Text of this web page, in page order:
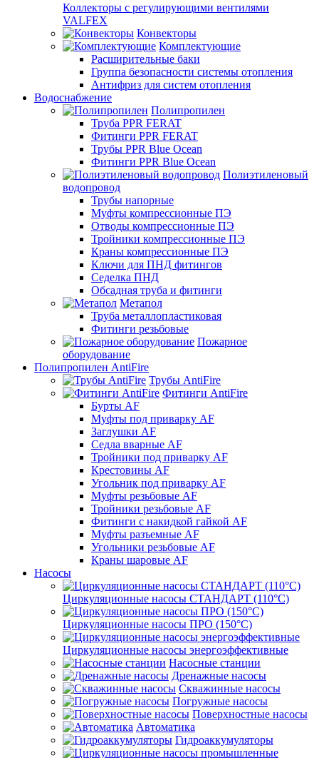
Коллекторы с регулирующими вентилями
VALFEX
Конвекторы
Комплектующие
Расширительные баки
Группа безопасности системы отопления
Антифриз для систем отопления
Водоснабжение
Полипропилен
Труба PPR FERAT
Фитинги PPR FERAT
Трубы PPR Blue Ocean
Фитинги PPR Blue Ocean
Полиэтиленовый
водопровод
Трубы напорные
Муфты компрессионные ПЭ
Отводы компрессионные ПЭ
Тройники компрессионные ПЭ
Краны компрессионные ПЭ
Ключи для ПНД фитингов
Седелка ПНД
Обсадная труба и фитинги
Метапол
Труба металлопластиковая
Фитинги резьбовые
Пожарное
оборудование
Полипропилен AntiFire
Трубы AntiFire
Фитинги AntiFire
Бурты AF
Муфты под приварку AF
Заглушки AF
Седла вварные AF
Тройники под приварку AF
Крестовины AF
Угольник под приварку AF
Муфты резьбовые AF
Тройники резьбовые AF
Фитинги с накидкой гайкой AF
Муфты разъемные AF
Угольники резьбовые AF
Краны шаровые AF
Насосы
Циркуляционные насосы СТАНДАРТ (110°C)
Циркуляционные насосы ПРО (150°C)
Циркуляционные насосы энергоэффективные
Насосные станции
Дренажные насосы
Скважинные насосы
Погружные насосы
Поверхностные насосы
Автоматика
Гидроаккумуляторы